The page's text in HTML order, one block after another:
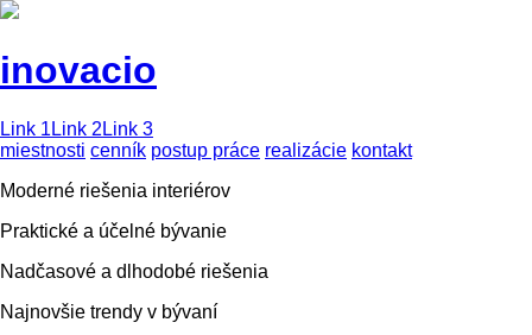
inovacio
Link 1 Link 2 Link 3
miestnosti cenník postup práce realizácie kontakt
Moderné riešenia interiérov
Praktické a účelné bývanie
Nadčasové a dlhodobé riešenia
Najnovšie trendy v bývaní